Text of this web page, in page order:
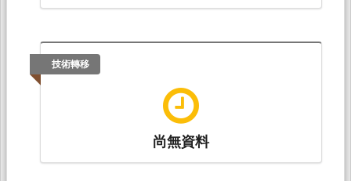
技術轉移
尚無資料